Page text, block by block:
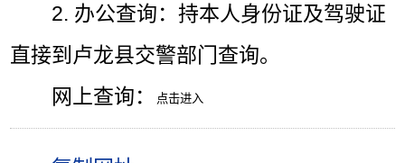
2. 办公查询：持本人身份证及驾驶证
直接到卢龙县交警部门查询。
网上查询：